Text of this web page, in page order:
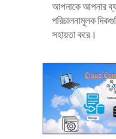
আপনাকে আপনার
পরিচালনামূলক
সহায়তা করে।